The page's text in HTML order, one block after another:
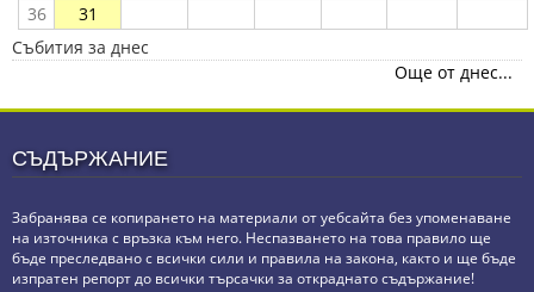
36
31
Събития за днес
Още от днес...
СЪДЪРЖАНИЕ
Забранява се копирането на материали от уебсайта без упоменаване
на източника с връзка към него. Неспазването на това правило ще
бъде преследвано с всички сили и правила на закона, както и ще бъде
изпратен репорт до всички търсачки за откраднато съдържание!